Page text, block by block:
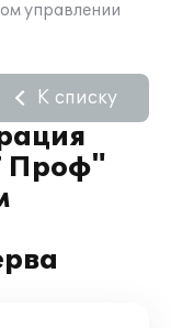
управлении
Проф"
К списку